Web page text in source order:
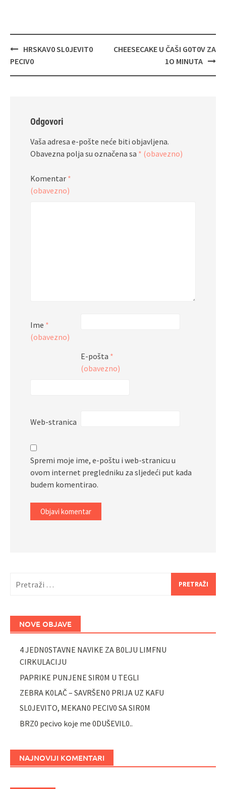
Navigacija
objava
HRSKAV0 SL0JEVIT0
PECIV0
CHEESECAKE U ČAŠI G0T0V ZA
1O MINUTA
Odgovori
Vaša adresa e-pošte neće biti objavljena.
Obavezna polja su označena sa * (obavezno)
Komentar *
(obavezno)
Ime *
(obavezno)
E-pošta *
(obavezno)
Web-stranica
Spremi moje ime, e-poštu i web-stranicu u
ovom internet pregledniku za sljedeći put kada
budem komentirao.
NOVE OBJAVE
4 JEDN0STAVNE NAVIKE ZA B0LJU LIMFNU
CIRKULACIJU
PAPRIKE PUNJENE SIR0M U TEGLI
ZEBRA K0LAČ – SAVRŠEN0 PRIJA UZ KAFU
SL0JEVITO, MEKAN0 PECIV0 SA SIR0M
BRZ0 pecivo koje me 0DUŠEVIL0..
NAJNOVIJI KOMENTARI